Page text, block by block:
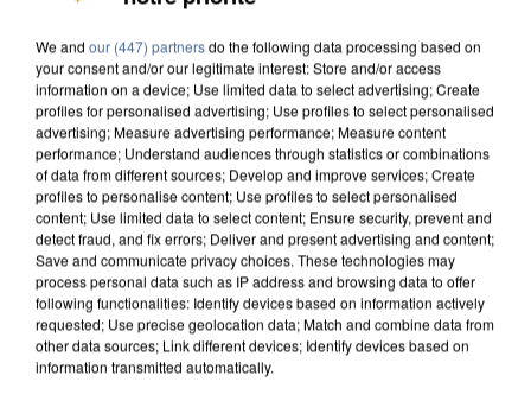
We and our (447) partnersdo the following data processing based on
your consent and/or our legitimate interest: Store and/or access
information on a device; Use limited data to select advertising; Create
profiles for personalised advertising; Use profiles to select personalised
advertising; Measure advertising performance; Measure content
performance; Understand audiences through statistics or combinations
of data from different sources; Develop and improve services; Create
profiles to personalise content; Use profiles to select personalised
content; Use limited data to select content; Ensure security, prevent and
detect fraud, and fix errors; Deliver and present advertising and content;
Save and communicate privacy choices. These technologies may
process personal data such as IP address and browsing data to offer
following functionalities: Identify devices based on information actively
requested; Use precise geolocation data; Match and combine data from
other data sources; Link different devices; Identify devices based on
information transmitted automatically.